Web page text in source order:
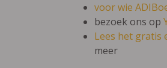
voor wie
bezoek ons op
Lees het gratis
meer